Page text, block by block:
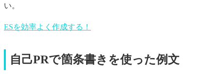
い。
ESを効率よく作成する！
自己PRで箇条書きを使った例文